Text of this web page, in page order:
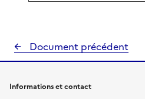
Document précédent
Informations et contact